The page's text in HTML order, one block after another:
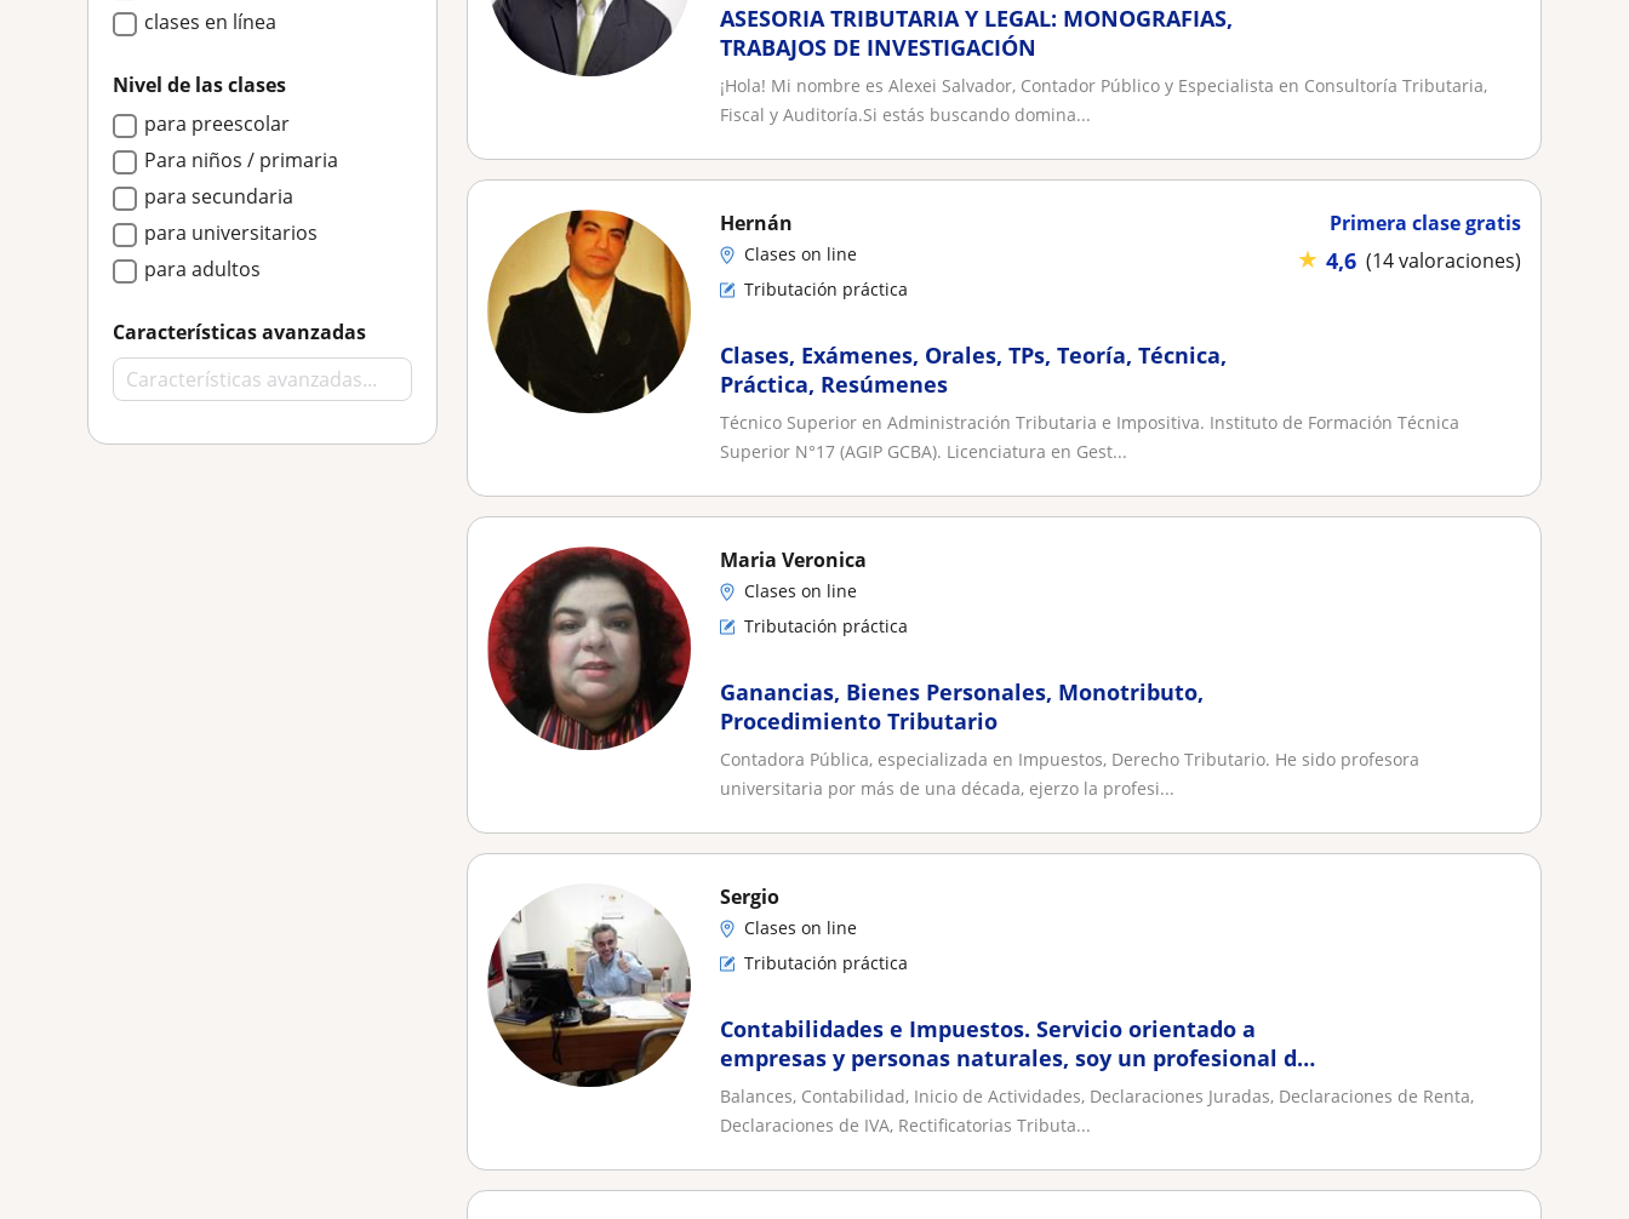
clases en línea
Nivel de las clases
para preescolar
Para niños / primaria
para secundaria
para universitarios
para adultos
Características avanzadas
ASESORIA TRIBUTARIA Y LEGAL: MONOGRAFIAS,
TRABAJOS DE INVESTIGACIÓN
¡Hola! Mi nombre es Alexei Salvador, Contador Público y Especialista en Consultoría Tributaria,
Fiscal y Auditoría.Si estás buscando domina...
Primera clase gratis
★ 4,6 (14 valoraciones)
Hernán
Clases on line
Tributación práctica
Clases, Exámenes, Orales, TPs, Teoría, Técnica,
Práctica, Resúmenes
Técnico Superior en Administración Tributaria e Impositiva. Instituto de Formación Técnica
Superior N°17 (AGIP GCBA). Licenciatura en Gest...
Maria Veronica
Clases on line
Tributación práctica
Ganancias, Bienes Personales, Monotributo,
Procedimiento Tributario
Contadora Pública, especializada en Impuestos, Derecho Tributario. He sido profesora
universitaria por más de una década, ejerzo la profesi...
Sergio
Clases on line
Tributación práctica
Contabilidades e Impuestos. Servicio orientado a
empresas y personas naturales, soy un profesional de
amplia experiencia
Balances, Contabilidad, Inicio de Actividades, Declaraciones Juradas, Declaraciones de Renta,
Declaraciones de IVA, Rectificatorias Tributa...